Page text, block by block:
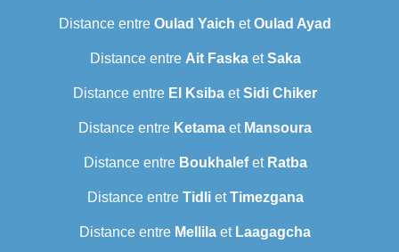
Distance entre Oulad Yaich etOulad Ayad
Distance entre Ait FaskaetSaka
Distance entre El Ksiba etSidi Chiker
Distance entre Ketama et Mansoura
Distance entre Boukhalefet Ratba
Distance entre TidlietTimezgana
Distance entre Mellila et Laagagcha